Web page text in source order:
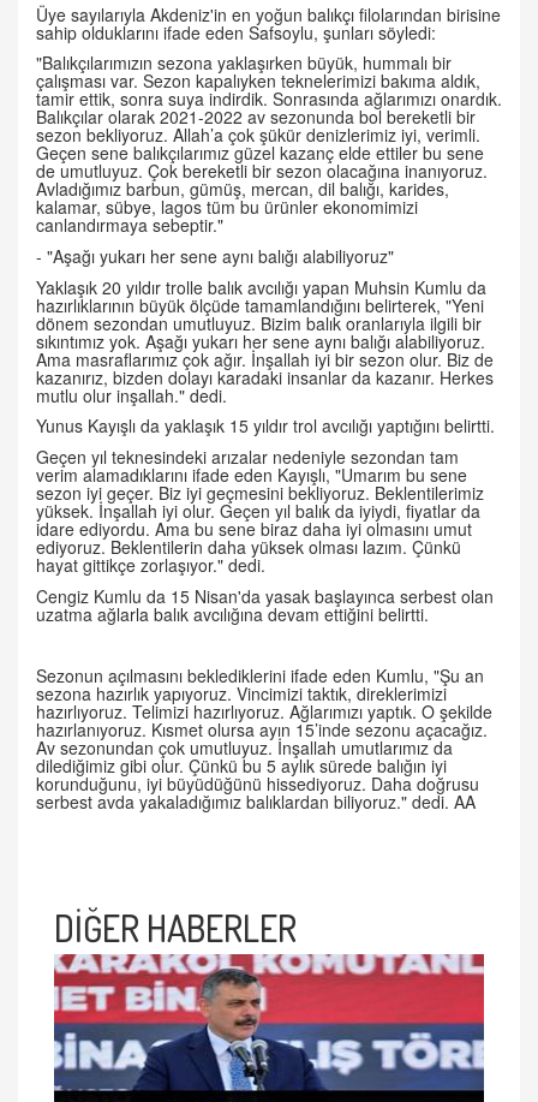
Üye sayılarıyla Akdeniz'in en yoğun balıkçı filolarından birisine
sahip olduklarını ifade eden Safsoylu, şunları söyledi:
"Balıkçılarımızın sezona yaklaşırken büyük, hummalı bir
çalışması var. Sezon kapalıyken teknelerimizi bakıma aldık,
tamir ettik, sonra suya indirdik. Sonrasında ağlarımızı onardık.
Balıkçılar olarak 2021-2022 av sezonunda bol bereketli bir
sezon bekliyoruz. Allah’a çok şükür denizlerimiz iyi, verimli.
Geçen sene balıkçılarımız güzel kazanç elde ettiler bu sene
de umutluyuz. Çok bereketli bir sezon olacağına inanıyoruz.
Avladığımız barbun, gümüş, mercan, dil balığı, karides,
kalamar, sübye, lagos tüm bu ürünler ekonomimizi
canlandırmaya sebeptir."
- "Aşağı yukarı her sene aynı balığı alabiliyoruz"
Yaklaşık 20 yıldır trolle balık avcılığı yapan Muhsin Kumlu da
hazırlıklarının büyük ölçüde tamamlandığını belirterek, "Yeni
dönem sezondan umutluyuz. Bizim balık oranlarıyla ilgili bir
sıkıntımız yok. Aşağı yukarı her sene aynı balığı alabiliyoruz.
Ama masraflarımız çok ağır. İnşallah iyi bir sezon olur. Biz de
kazanırız, bizden dolayı karadaki insanlar da kazanır. Herkes
mutlu olur inşallah." dedi.
Yunus Kayışlı da yaklaşık 15 yıldır trol avcılığı yaptığını belirtti.
Geçen yıl teknesindeki arızalar nedeniyle sezondan tam
verim alamadıklarını ifade eden Kayışlı, "Umarım bu sene
sezon iyi geçer. Biz iyi geçmesini bekliyoruz. Beklentilerimiz
yüksek. İnşallah iyi olur. Geçen yıl balık da iyiydi, fiyatlar da
idare ediyordu. Ama bu sene biraz daha iyi olmasını umut
ediyoruz. Beklentilerin daha yüksek olması lazım. Çünkü
hayat gittikçe zorlaşıyor." dedi.
Cengiz Kumlu da 15 Nisan'da yasak başlayınca serbest olan
uzatma ağlarla balık avcılığına devam ettiğini belirtti.
Sezonun açılmasını beklediklerini ifade eden Kumlu, "Şu an
sezona hazırlık yapıyoruz. Vincimizi taktık, direklerimizi
hazırlıyoruz. Telimizi hazırlıyoruz. Ağlarımızı yaptık. O şekilde
hazırlanıyoruz. Kısmet olursa ayın 15’inde sezonu açacağız.
Av sezonundan çok umutluyuz. İnşallah umutlarımız da
dilediğimiz gibi olur. Çünkü bu 5 aylık sürede balığın iyi
korunduğunu, iyi büyüdüğünü hissediyoruz. Daha doğrusu
serbest avda yakaladığımız balıklardan biliyoruz." dedi. AA
DİĞER HABERLER